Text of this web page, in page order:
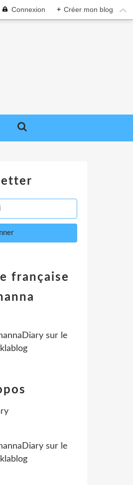
Connexion + Créer mon blog
française
sur le
sur le